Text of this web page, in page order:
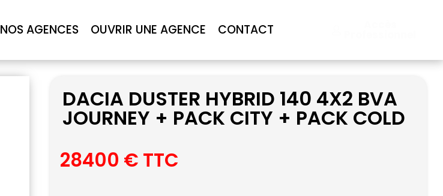
NOS AGENCES OUVRIR UNE AGENCE CONTACT
DACIA DUSTER HYBRID 140 4X2 BVA
JOURNEY + PACK CITY + PACK COLD
28400 € TTC